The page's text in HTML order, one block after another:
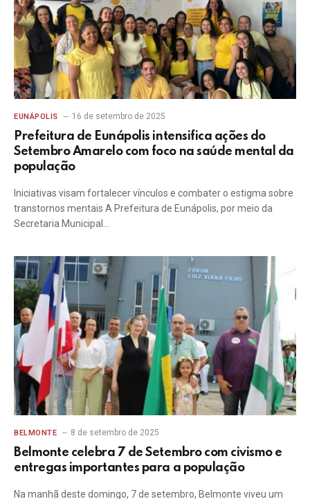
EUNÁPOLIS 16 de setembro de 2025
Prefeitura de Eunápolis intensifica ações do
Setembro Amarelo com foco na saúde mental da
população
Iniciativas visam fortalecer vínculos e combater o estigma sobre
transtornos mentais A Prefeitura de Eunápolis, por meio da
Secretaria Municipal…
BELMONTE 8 de setembro de 2025
Belmonte celebra 7 de Setembro com civismo e
entregas importantes para a população
Na manhã deste domingo, 7 de setembro, Belmonte viveu um